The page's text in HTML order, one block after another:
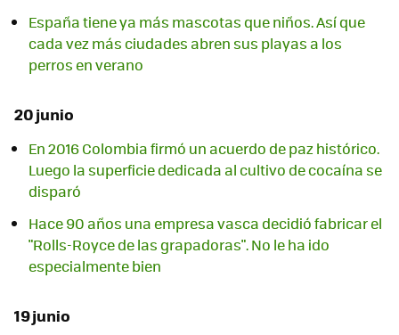
España tiene ya más mascotas que niños. Así que
cada vez más ciudades abren sus playas a los
perros en verano
20 junio
En 2016 Colombia firmó un acuerdo de paz histórico.
Luego la superficie dedicada al cultivo de cocaína se
disparó
Hace 90 años una empresa vasca decidió fabricar el
"Rolls-Royce de las grapadoras". No le ha ido
especialmente bien
19 junio